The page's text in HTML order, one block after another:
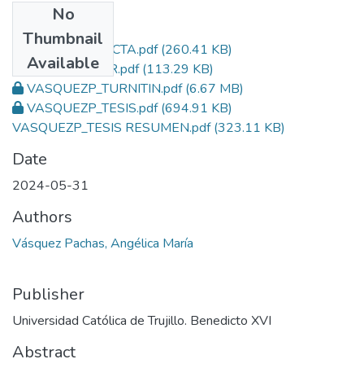
No
Thumbnail
Available
VASQUEZP_ACTA.pdf(260.41 KB)
VASQUEZP_TR.pdf(113.29 KB)
VASQUEZP_TURNITIN.pdf(6.67 MB)
VASQUEZP_TESIS.pdf(694.91 KB)
VASQUEZP_TESIS RESUMEN.pdf(323.11 KB)
Date
2024-05-31
Authors
Vásquez Pachas, Angélica María
Publisher
Universidad Católica de Trujillo. Benedicto XVI
Abstract